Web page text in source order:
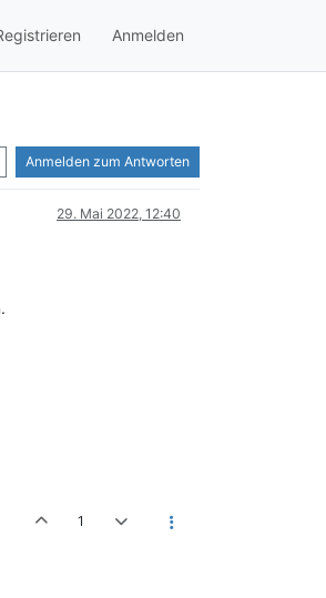
Anmelden
Anmelden zum Antworten
29. Mai 2022, 12:40
1